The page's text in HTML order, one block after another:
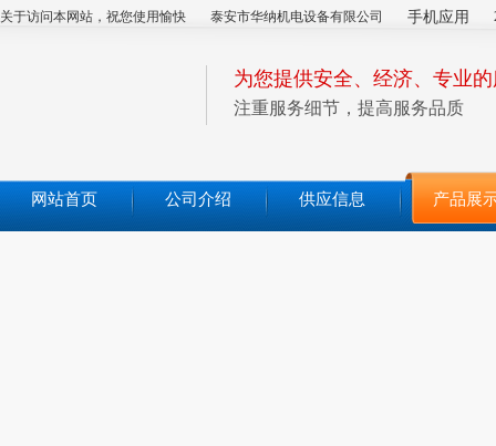
关于访问本网站，祝您使用愉快 泰安市华纳机电设备有限公司 手机应用
为您提供安全、经济、专业
注重服务细节，提高服务品质
网站首页 公司介绍 供应信息 产品展